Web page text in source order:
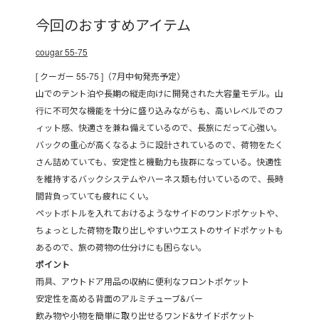
今回のおすすめアイテム
cougar 55-75
[ クーガー 55-75 ]（7月中旬発売予定）
山でのテント泊や長期の縦走向けに開発された大容量モデル。山
行に不可欠な機能を十分に盛り込みながらも、高いレベルでのフ
ィット感、快適さを兼ね備えているので、長旅にだって心強い。
バックの重心が高くなるように設計されているので、荷物をたく
さん詰めていても、安定性と機動力も抜群になっている。快適性
を維持するバックシステムやハーネス類も付いているので、長時
間背負っていても疲れにくい。
ペットボトルを入れておけるようなサイドのワンドポケットや、
ちょっとした荷物を取り出しやすいウエストのサイドポケットも
あるので、旅の荷物の仕分けにも困らない。
ポイント
雨具、アウトドア用品の収納に便利なフロントポケット
安定性を高める背面のアルミチューブ&バー
飲み物や小物を簡単に取り出せるワンド&サイドポケット